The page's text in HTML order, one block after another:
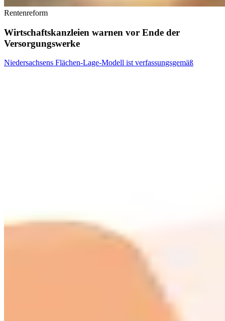
Rentenreform
Wirtschaftskanzleien warnen vor Ende der
Versorgungswerke
Niedersachsens Flächen-Lage-Modell ist verfassungsgemäß